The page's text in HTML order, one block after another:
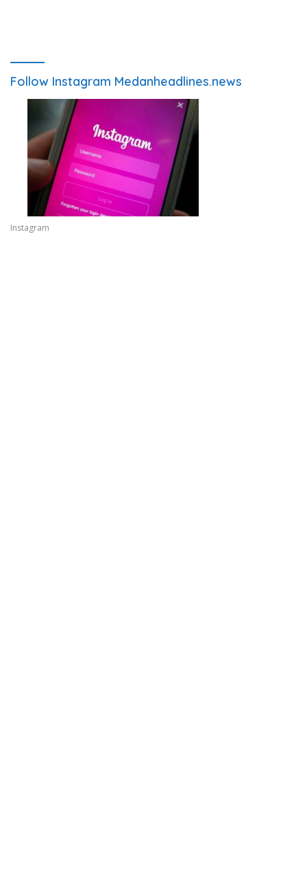
Follow Instagram Medanheadlines.news
Instagram